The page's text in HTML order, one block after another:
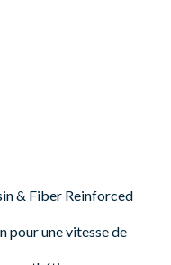
& Fiber Reinforced
pour une vitesse de